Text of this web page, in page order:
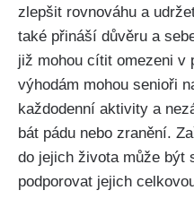
zlepšit rovnováhu a
také přináší důvěru a
již mohou cítit omezeni v
výhodám mohou senioři
každodenní aktivity a
bát pádu nebo zranění.
do jejich života může být
podporovat jejich